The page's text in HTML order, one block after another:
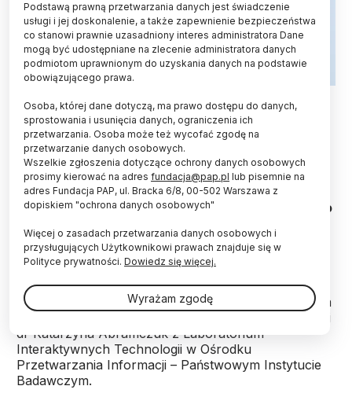
Alternatywne formy przekazu np. animacje 3D
oraz inna argumentacja niż tylko ta odnosząca się
do wzrostu szans na wystąpienie zagrożenia –
komunikat ostrzegawczy z takimi elementami
będzie skuteczniejszy, uważają badacze z
Ośrodka Przetwarzania Informacji - Państwowego
Badaniem komunikatów ostrzegawczych, a
dokładnie tym, jak należy je konstruować, aby były
bardziej skuteczne i przekonywały do podejmowania
dr Katarzyna Abramczuk z Laboratorium
Interaktywnych Technologii w Ośrodku
Przetwarzania Informacji – Państwowym Instytucie
Badawczym.
Podstawą prawną przetwarzania danych jest świadczenie
usługi i jej doskonalenie, a także zapewnienie bezpieczeństwa
co stanowi prawnie uzasadniony interes administratora Dane
mogą być udostępniane na zlecenie administratora danych
podmiotom uprawnionym do uzyskania danych na podstawie
obowiązującego prawa.
Osoba, której dane dotyczą, ma prawo dostępu do danych,
sprostowania i usunięcia danych, ograniczenia ich
przetwarzania. Osoba może też wycofać zgodę na
przetwarzanie danych osobowych.
Wszelkie zgłoszenia dotyczące ochrony danych osobowych
prosimy kierować na adres fundacja@pap.pl lub pisemnie na
adres Fundacja PAP, ul. Bracka 6/8, 00-502 Warszawa z
dopiskiem "ochrona danych osobowych"
Więcej o zasadach przetwarzania danych osobowych i
przysługujących Użytkownikowi prawach znajduje się w
Polityce prywatności. Dowiedz się więcej.
Wyrażam zgodę